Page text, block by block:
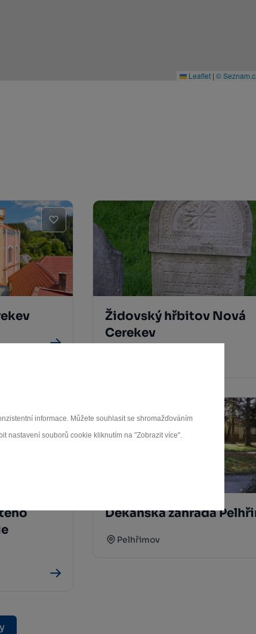
informace. Můžete souhlasit se shromažďováním
nastavení souborů cookie kliknutím na "Zobrazit více".
Leaflet | ©
Židovský hřbitov Nová
Cerekev
Děkanská zahrada
Pelhřimov